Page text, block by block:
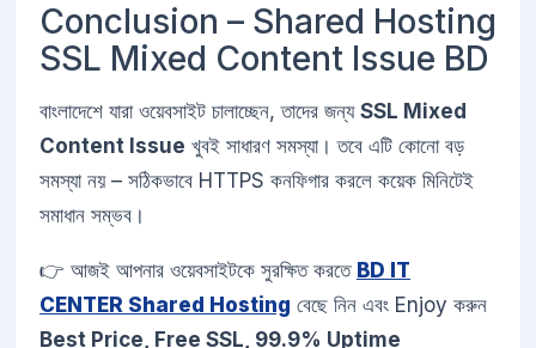
Conclusion – Shared Hosting
SSL Mixed Content Issue BD
বাংলাদেশে যারা ওয়েবসাইট চালাচ্ছেন, তাদের জন্য SSL Mixed
Content Issue খুবই সাধারণ সমস্যা। তবে এটি কোনো বড়
সমস্যা নয় – সঠিকভাবে HTTPS কনফিগার করলে কয়েক মিনিটেই
সমাধান সম্ভব।
👉 আজই আপনার ওয়েবসাইটকে সুরক্ষিত করতে BD IT
CENTER Shared Hosting বেছে নিন এবং Enjoy করুন
Best Price, Free SSL, 99.9% Uptime